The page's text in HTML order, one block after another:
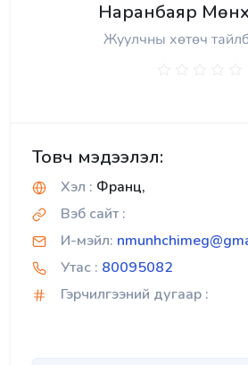
Наранбаяр
Жуулчны хөтөч
Товч мэдээлэл:
Хэл : Франц,
Вэб сайт :
И-мэйл:
Утас : 80095082
Гэрчилгээний дугаар :